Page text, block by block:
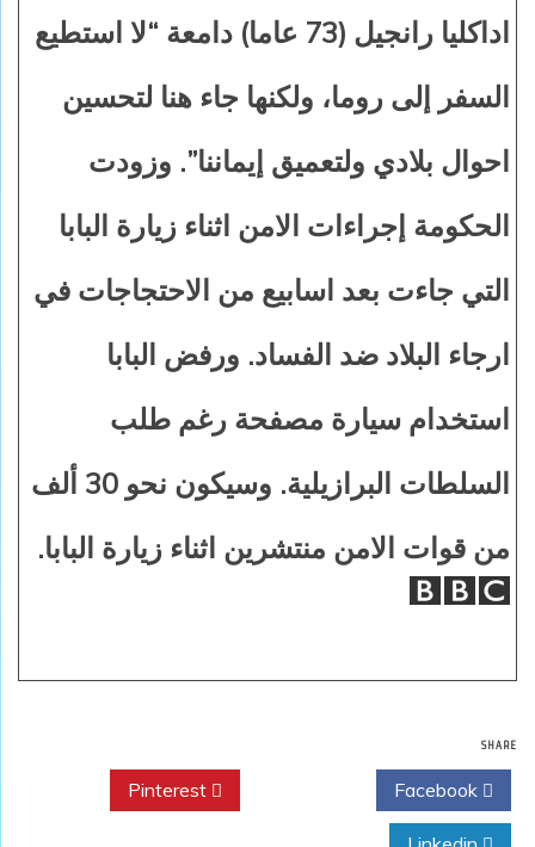
اداكليا رانجيل (73 عاما) دامعة “لا استطيع
السفر إلى روما، ولكنها جاء هنا لتحسين
احوال بلادي ولتعميق إيماننا”. وزودت
الحكومة إجراءات الامن اثناء زيارة البابا
التي جاءت بعد اسابيع من الاحتجاجات في
ارجاء البلاد ضد الفساد. ورفض البابا
استخدام سيارة مصفحة رغم طلب
السلطات البرازيلية. وسيكون نحو 30 ألف
من قوات الامن منتشرين اثناء زيارة البابا.
SHARE